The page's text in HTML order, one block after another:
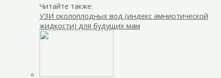
Читайте также:
УЗИ околоплодных вод (индекс амниотической
жидкости) для будущих мам